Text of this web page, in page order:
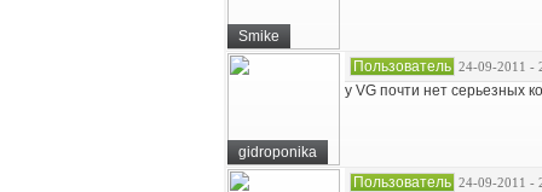
Smike
gidroponika
Пользователь 24-09-2011 -
у VG почти нет серьезных
Пользователь 24-09-2011 -